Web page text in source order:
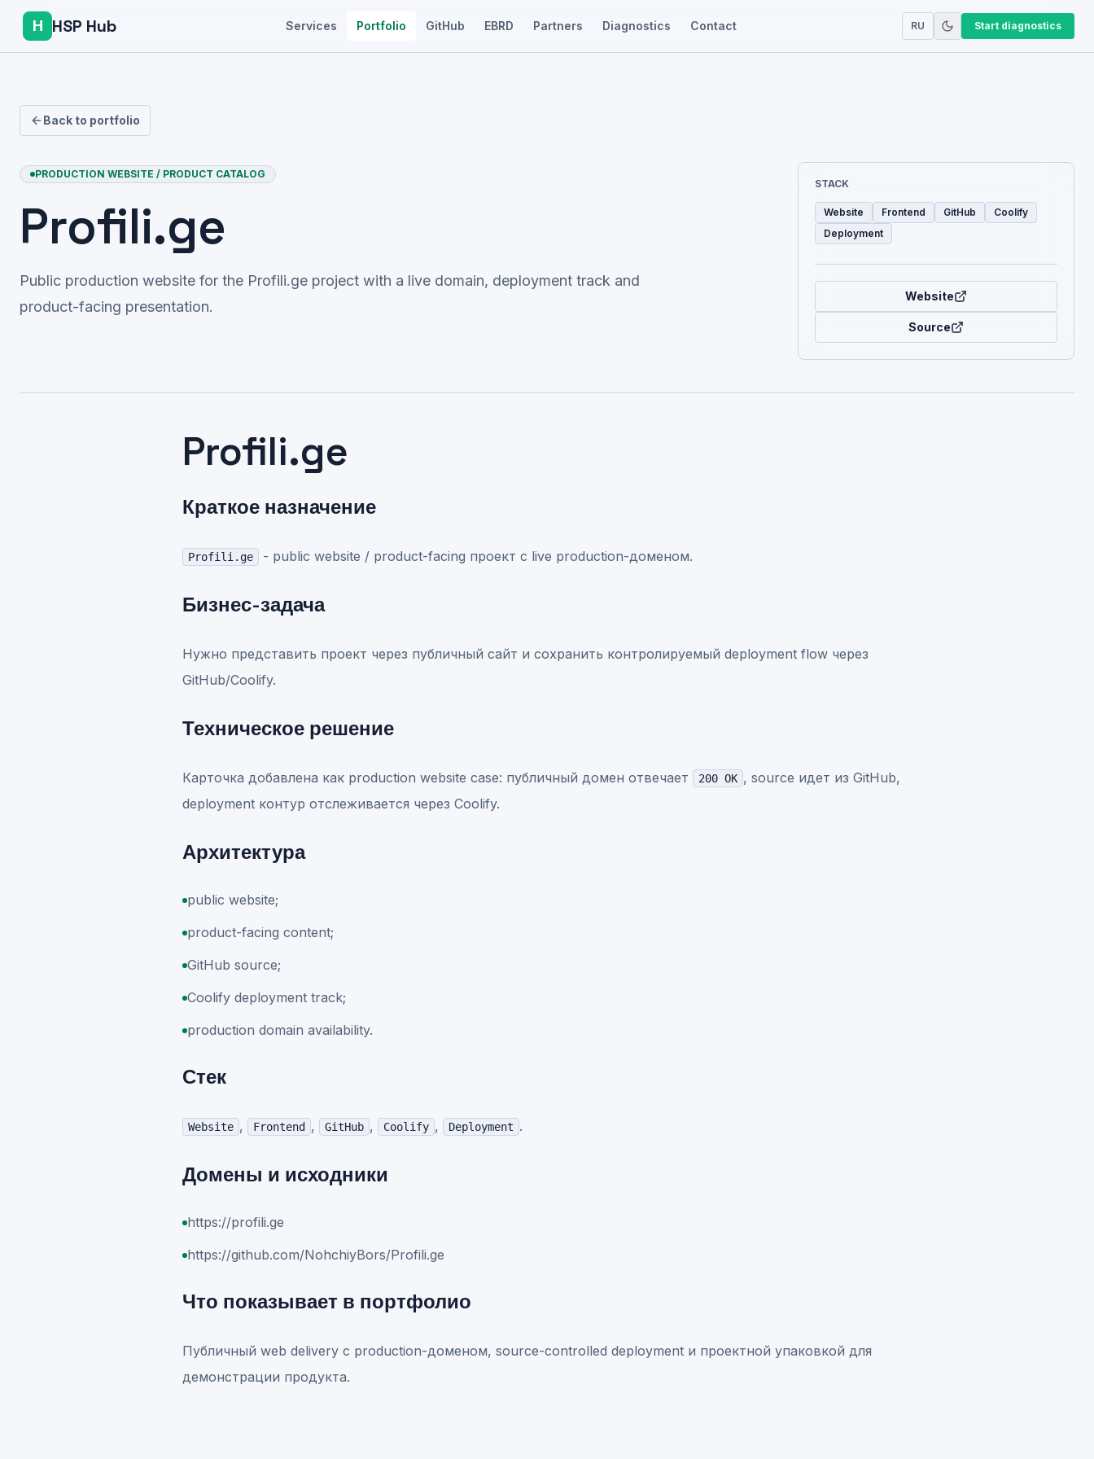
H HSP Hub Services Portfolio GitHub EBRD Partners Diagnostics Contact RU Start diagnostics
Back to portfolio
PRODUCTION WEBSITE / PRODUCT CATALOG
Profili.ge
Public production website for the Profili.ge project with a live domain, deployment track and
product-facing presentation.
STACK
Website Frontend GitHub
Coolify
Deployment
Website
Source
Profili.ge
Краткое назначение
Profili.ge - public website / product-facing проект с live production-доменом.
Бизнес-задача
Нужно представить проект через публичный сайт и сохранить контролируемый deployment flow через
GitHub/Coolify.
Техническое решение
Карточка добавлена как production website case: публичный домен отвечает 200 OK , source идет из GitHub,
deployment контур отслеживается через Coolify.
Архитектура
public website;
product-facing content;
GitHub source;
Coolify deployment track;
production domain availability.
Стек
Website , Frontend , GitHub , Coolify , Deployment .
Домены и исходники
https://profili.ge
https://github.com/NohchiyBors/Profili.ge
Что показывает в портфолио
Публичный web delivery с production-доменом, source-controlled deployment и проектной упаковкой для
демонстрации продукта.